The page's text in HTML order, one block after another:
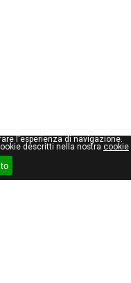
l'esperienza di navigazione.
descritti nella nostra cookie